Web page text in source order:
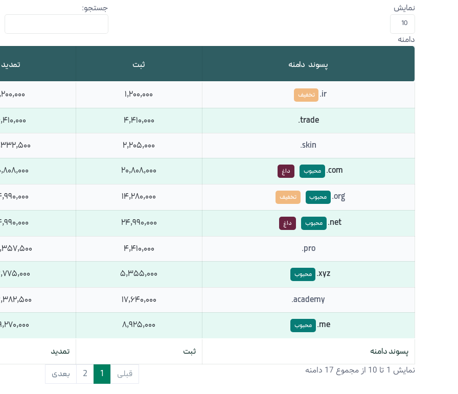
نمایش
دامنه
جستجو:
پسوند دامنه ثبت تمدید
ir. تخفیف 1,200,000
trade.
4,410,000
skin.
2,205,000
com. محبوب داغ 20,808,000
org. محبوب تخفیف 14,280,000
net. محبوب داغ 24,990,000
pro.
4,410,000
xyz. محبوب 5,355,000
academy.
17,640,000
me. محبوب 8,925,000
پسوند دامنه ثبت تمدید
نمایش 1 تا 10 از مجموع 17 دامنه قبلی 1
2 بعدی